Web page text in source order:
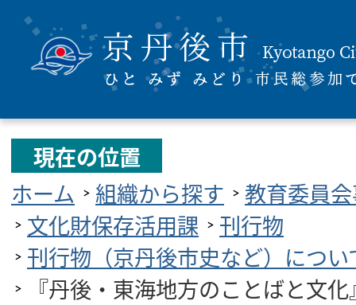
現在の位置
ホーム
組織から探す
教育委員
文化財保存活用課
刊行物
刊行物（京丹後市史など）につい
『丹後・東海地方のことばと文化